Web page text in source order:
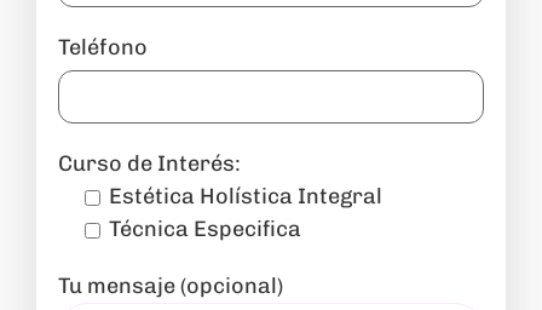
Teléfono
Curso de Interés:
Estética Holística Integral
Técnica Especifica
Tu mensaje (opcional)